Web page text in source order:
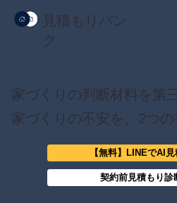
見積もりバン
ク
家づくりの判断材料を第
家づくりの不安を、2つ
【無料】LINEでAI
契約前見積もり診